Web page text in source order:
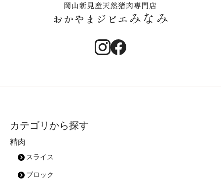
カテゴリから探す
精肉
スライス
ブロック